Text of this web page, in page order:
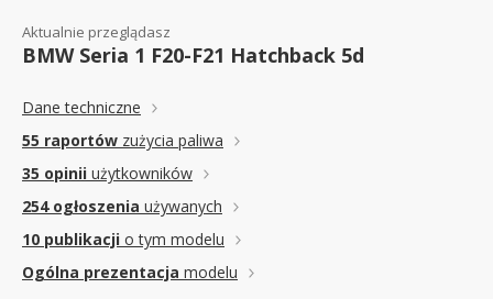
Aktualnie przeglądasz
BMW Seria 1 F20-F21 Hatchback 5d
Dane techniczne
55 raportów zużycia paliwa
35 opinii użytkowników
254 ogłoszenia używanych
10 publikacji o tym modelu
Ogólna prezentacja modelu